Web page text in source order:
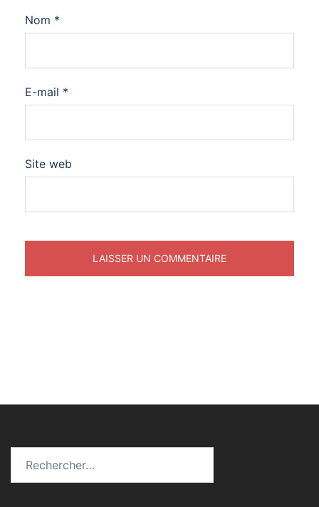
Nom *
E-mail *
Site web